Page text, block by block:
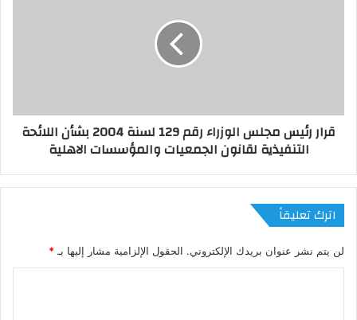
قرار رئيس مجلس الوزراء رقم 129 لسنة 2004 بشأن اللائحة
التنفيذية لقانون الجمعيات والمؤسسات الاهلية
اترك تعليقاً
لن يتم نشر عنوان بريدك الإلكتروني. الحقول الإلزامية مشار إليها بـ*